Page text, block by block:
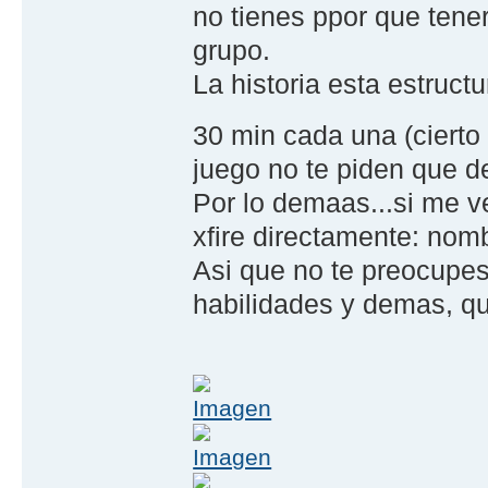
no tienes ppor que
grupo.
La historia esta
30 min cada una
juego no te piden que
Por lo demaas...si me
xfire directamente:
Asi que no te
habilidades y demas,